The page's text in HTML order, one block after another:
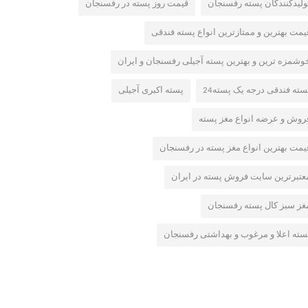
پسته رفسنجان قیمت روز پسته در رفسنجان
بهترین و ممتازترین انواع پسته فندقی
ترین و بهترین پسته آجیلی رفسنجان و ایران
فندقی درجه یک پسته24 پسته اکبری آجیلی
و عرضه انواع مغز پسته
بهترین انواع مغز پسته در رفسنجان
سایت فروش پسته در ایران
سبز کال پسته رفسنجان
اعلا و مرغوب و بهداشتی رفسنجان